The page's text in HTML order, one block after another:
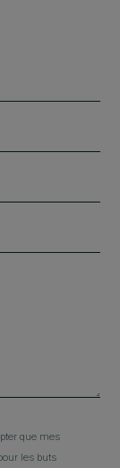
que mes
les buts